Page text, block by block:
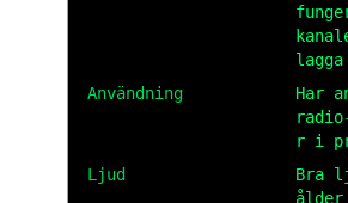
lagga
Användning
Har
r i
Ljud
Bra
ålder